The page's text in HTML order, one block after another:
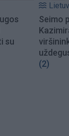
su
Seimo
(2)